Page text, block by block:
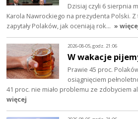
Dzisiaj czyli 6 sierpnia
Karola Nawrockiego na prezydenta Polski.
zapytały Polaków, jak oceniają rok… »
2026-08-05, godz. 21:06
W wakacje
Prawie 45 proc.
osiągnięciem
41 proc. nie miało problemu ze zdobyciem
więcej